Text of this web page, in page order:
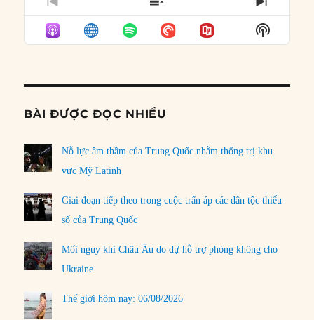
PREVIOUS
EPISODE
SHOW
EPISODES
LIST
NEXT
Show
Podcast
BÀI ĐƯỢC ĐỌC NHIỀU
Nỗ lực âm thầm của Trung Quốc nhằm thống trị khu
vực Mỹ Latinh
Giai đoạn tiếp theo trong cuộc trấn áp các dân tộc thiểu
số của Trung Quốc
Mối nguy khi Châu Âu do dự hỗ trợ phòng không cho
Ukraine
Thế giới hôm nay: 06/08/2026